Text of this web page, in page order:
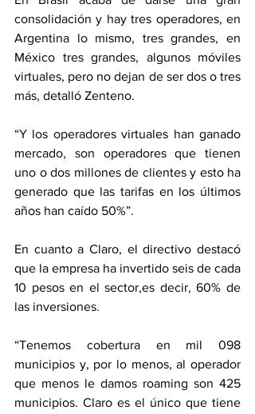
consolidación y hay tres operadores, en
Argentina lo mismo, tres grandes, en
México tres grandes, algunos móviles
virtuales, pero no dejan de ser dos o tres
más, detalló Zenteno.
“Y los operadores virtuales han ganado
mercado, son operadores que tienen
uno o dos millones de clientes y esto ha
generado que las tarifas en los últimos
años han caído 50%”.
En cuanto a Claro, el directivo destacó
que la empresa ha invertido seis de cada
10 pesos en el sector,es decir, 60% de
las inversiones.
“Tenemos cobertura en mil 098
municipios y, por lo menos, al operador
que menos le damos roaming son 425
municipios. Claro es el único que tiene